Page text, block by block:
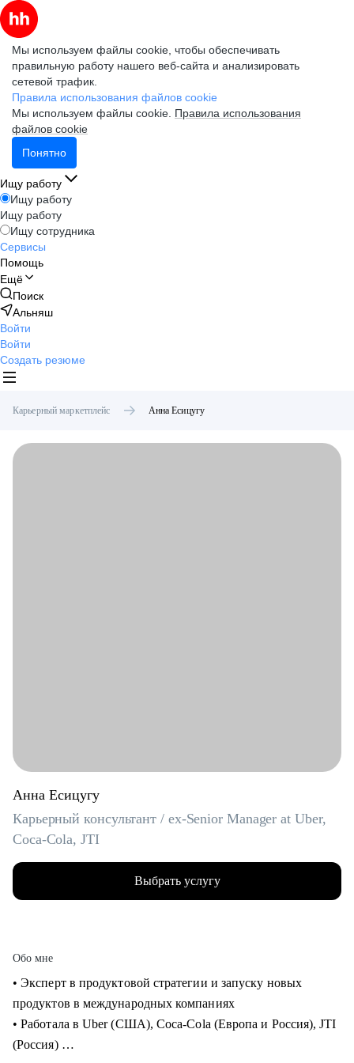
Мы используем файлы cookie, чтобы обеспечивать
правильную работу нашего веб-сайта и анализировать
сетевой трафик.
Правила использования файлов cookie
Мы используем файлы cookie. Правила использования
файлов cookie
Понятно
Ищу работу
Ищу работу
Ищу работу
Ищу сотрудника
Сервисы
Помощь
Ещё
Поиск
Альняш
Войти
Войти
Создать резюме
Карьерный маркетплейс Анна Есицугу
Анна Есицугу
Карьерный консультант / ex-Senior Manager at Uber,
Coca-Cola, JTI
Выбрать услугу
Обо мне
• Эксперт в продуктовой стратегии и запуску новых
продуктов в международных компаниях
• Работала в Uber (США), Coca-Cola (Европа и Россия), JTI
(Россия)